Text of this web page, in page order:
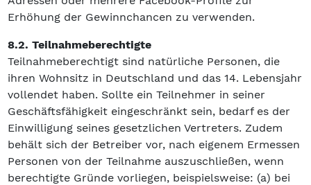
Erhöhung der Gewinnchancen zu verwenden.
8.2. Teilnahmeberechtigte
Teilnahmeberechtigt sind natürliche Personen, die
ihren Wohnsitz in Deutschland und das 14. Lebensjahr
vollendet haben. Sollte ein Teilnehmer in seiner
Geschäftsfähigkeit eingeschränkt sein, bedarf es der
Einwilligung seines gesetzlichen Vertreters. Zudem
behält sich der Betreiber vor, nach eigenem Ermessen
Personen von der Teilnahme auszuschließen, wenn
berechtigte Gründe vorliegen, beispielsweise: (a) bei